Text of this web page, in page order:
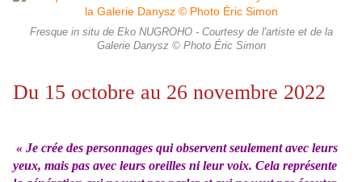
Fresque in situ de Eko NUGROHO - Courtesy de l'artiste et de la
Galerie Danysz © Photo Éric Simon
Du 15 octobre au 26 novembre 2022
« Je crée des personnages qui observent seulement avec leurs
yeux, mais pas avec leurs oreilles ni leur voix. Cela représente